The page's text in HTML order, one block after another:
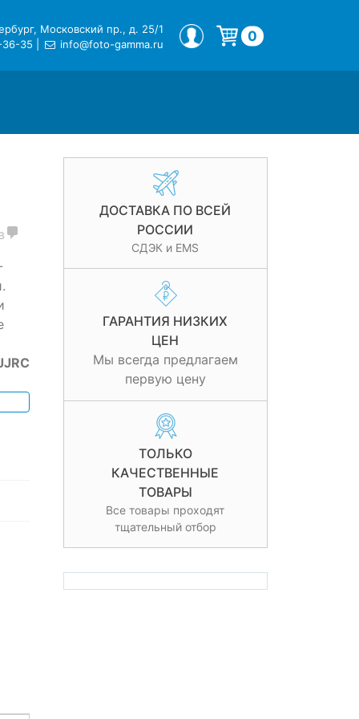
Московский пр., д. 25/1
36-35
info@foto-gamma.ru
МОЙ ПРОФИЛЬ 0
ДОСТАВКА ПО ВСЕЙ
РОССИИ
СДЭК и EMS
ГАРАНТИЯ НИЗКИХ
ЦЕН
Мы всегда предлагаем
первую цену
ТОЛЬКО
КАЧЕСТВЕННЫЕ
ТОВАРЫ
Все товары проходят
тщательный отбор